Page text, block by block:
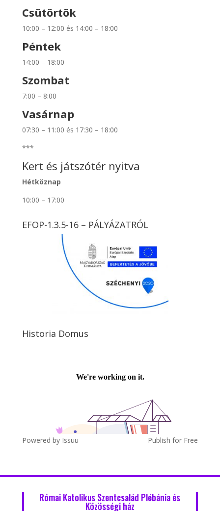
Csütörtök
10:00 – 12:00 és 14:00 – 18:00
Péntek
14:00 – 18:00
Szombat
7:00 – 8:00
Vasárnap
07:30 – 11:00 és 17:30 – 18:00
***
Kert és játszótér nyitva
Hétköznap
10:00 – 17:00
EFOP-1.3.5-16 – PÁLYÁZATRÓL
Historia Domus
Powered by Issuu Publish for Free
Római Katolikus Szentcsalád Plébánia és
Közösségi ház